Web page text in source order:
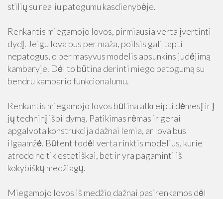
stilių su realiu patogumu kasdienybėje.
Renkantis miegamojo lovos, pirmiausia verta įvertinti
dydį. Jeigu lova bus per maža, poilsis gali tapti
nepatogus, o per masyvus modelis apsunkins judėjimą
kambaryje. Dėl to būtina derinti miego patogumą su
bendru kambario funkcionalumu.
Renkantis miegamojo lovos būtina atkreipti dėmesį ir į
jų techninį išpildymą. Patikimas rėmas ir gerai
apgalvota konstrukcija dažnai lemia, ar lova bus
ilgaamžė. Būtent todėl verta rinktis modelius, kurie
atrodo ne tik estetiškai, bet ir yra pagaminti iš
kokybiškų medžiagų.
Miegamojo lovos iš medžio dažnai pasirenkamos dėl